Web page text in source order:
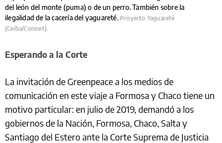
del león del monte (puma) o de un perro. También sobre la
ilegalidad de la cacería del yaguareté. Proyecto Yaguareté
(Ceiba/Conicet).
Esperando a la Corte
La invitación de Greenpeace a los medios de
comunicación en este viaje a Formosa y Chaco tiene un
motivo particular: en julio de 2019, demandó a los
gobiernos de la Nación, Formosa, Chaco, Salta y
Santiago del Estero ante la Corte Suprema de Justicia